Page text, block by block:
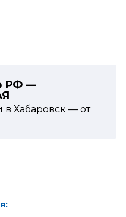
РФ —
в Хабаровск — от